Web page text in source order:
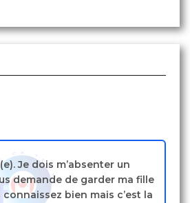
Je dois m’absenter un
demande de garder ma fille
connaissez bien mais c’est la